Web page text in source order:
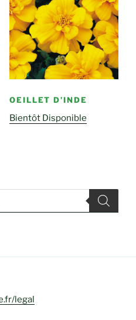
OEILLET D’INDE
Bientôt Disponible
legal